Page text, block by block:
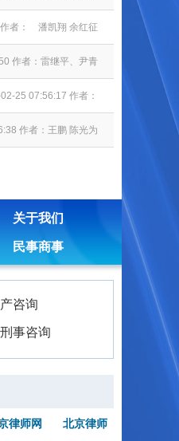
者： 潘凯翔 余红征
作者：雷继平、尹青
25 07:56:17 作者：
作者：王鹏 陈光为
关于我们
民事商事
咨询
事咨询
律师网 北京律师